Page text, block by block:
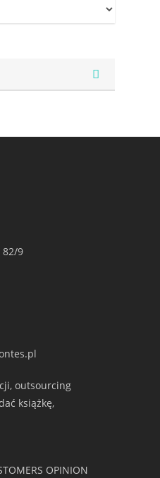
82/9
outsourcing
książkę,
OPINION